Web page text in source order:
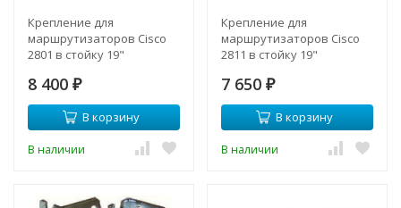
Крепление для
маршрутизаторов Cisco
2801 в стойку 19"
8 400 ₽
В корзину
В наличии
Крепление для
маршрутизаторов Cisco
2811 в стойку 19"
7 650 ₽
В корзину
В наличии